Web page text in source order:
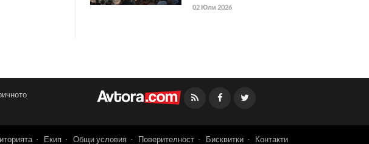
02 Юли 2026
Facebook
Екип Общи условия Поверителност Бисквитки Контакти